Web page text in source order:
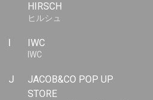
HIRSCH
ヒルシュ
I IWC
IWC
J
JACOB&CO POP UP
STORE